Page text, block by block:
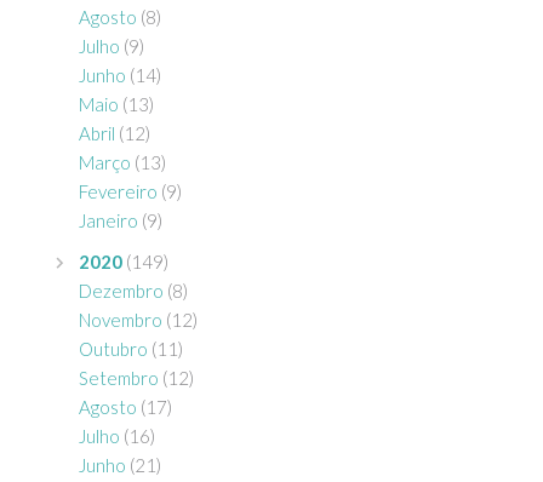
Agosto (8)
Julho (9)
Junho (14)
Maio (13)
Abril (12)
Março (13)
Fevereiro (9)
Janeiro (9)
2020 (149)
Dezembro (8)
Novembro (12)
Outubro (11)
Setembro (12)
Agosto (17)
Julho (16)
Junho (21)